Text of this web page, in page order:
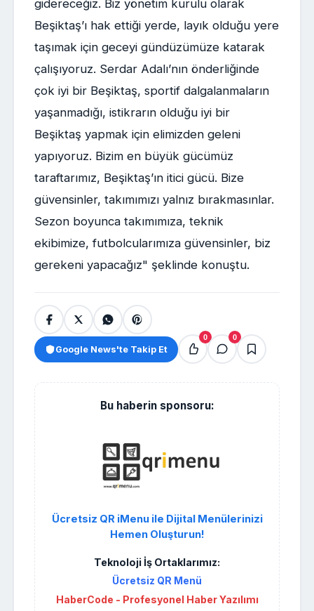
gidereceğiz. Biz yönetim kurulu olarak
Beşiktaş’ı hak ettiği yerde, layık olduğu yere
taşımak için geceyi gündüzümüze katarak
çalışıyoruz. Serdar Adalı’nın önderliğinde
çok iyi bir Beşiktaş, sportif dalgalanmaların
yaşanmadığı, istikrarın olduğu iyi bir
Beşiktaş yapmak için elimizden geleni
yapıyoruz. Bizim en büyük gücümüz
taraftarımız, Beşiktaş’ın itici gücü. Bize
güvensinler, takımımızı yalnız bırakmasınlar.
Sezon boyunca takımımıza, teknik
ekibimize, futbolcularımıza güvensinler, biz
gerekeni yapacağız" şeklinde konuştu.
Google News'te Takip Et
0 0
Bu haberin sponsoru:
Ücretsiz QR iMenu ile Dijital Menülerinizi
Hemen Oluşturun!
Teknoloji İş Ortaklarımız:
Ücretsiz QR Menü
HaberCode - Profesyonel Haber Yazılımı